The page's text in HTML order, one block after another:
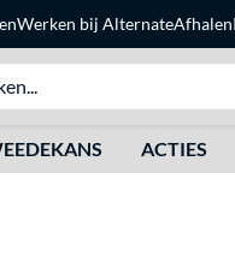
Werken bij AlternateAfhalen
ACTIES